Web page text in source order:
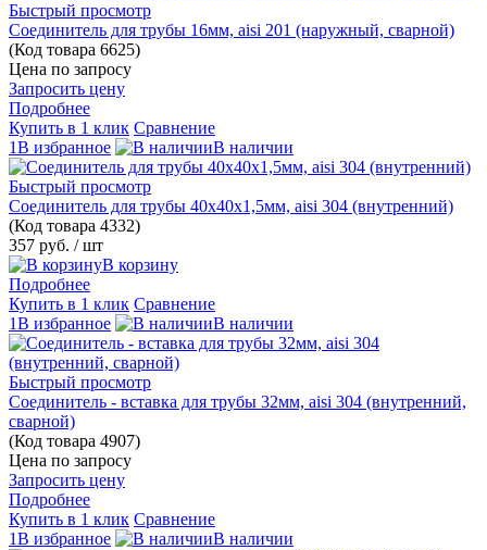
Быстрый просмотр
Соединитель для трубы 16мм, aisi 201 (наружный, сварной)
(Код товара 6625)
Цена по запросу
Запросить цену
Подробнее
Купить в 1 клик Сравнение
1В избранное
В наличии
Быстрый просмотр
Соединитель для трубы 40х40х1,5мм, aisi 304 (внутренний)
(Код товара 4332)
357 руб. / шт
В корзину
Подробнее
Купить в 1 клик Сравнение
1В избранное
В наличии
Быстрый просмотр
Соединитель - вставка для трубы 32мм, aisi 304 (внутренний,
сварной)
(Код товара 4907)
Цена по запросу
Запросить цену
Подробнее
Купить в 1 клик Сравнение
1В избранное
В наличии